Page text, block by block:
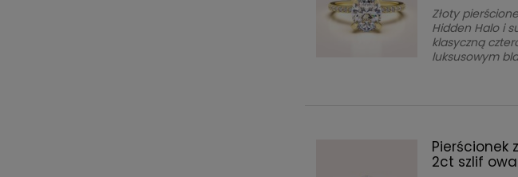
Złoty
Hidden Halo i
klasyczną
luksusowym
Pierścionek
2ct szlif